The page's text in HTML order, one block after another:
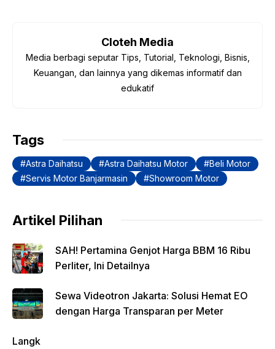
b A
p
Li
er gr
a
m
Cloteh Media
Media berbagi seputar Tips, Tutorial, Teknologi, Bisnis,
Keuangan, dan lainnya yang dikemas informatif dan
edukatif
Tags
Astra Daihatsu Astra Daihatsu Motor
Beli Motor
Servis Motor Banjarmasin
Showroom Motor
Artikel Pilihan
SAH! Pertamina Genjot Harga BBM 16 Ribu
Perliter, Ini Detailnya
Sewa Videotron Jakarta: Solusi Hemat EO
dengan Harga Transparan per Meter
Langk